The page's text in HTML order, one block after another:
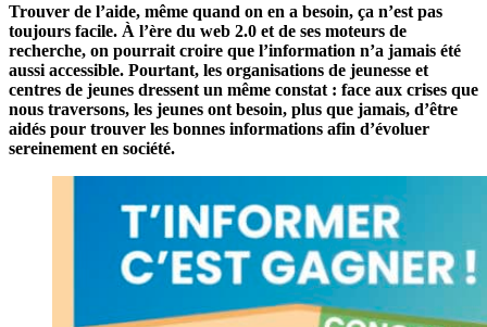
Trouver de l’aide, même quand on en a besoin, ça n’est pas
toujours facile. À l’ère du web 2.0 et de ses moteurs de
recherche, on pourrait croire que l’information n’a jamais été
aussi accessible. Pourtant, les organisations de jeunesse et
centres de jeunes dressent un même constat : face aux crises que
nous traversons, les jeunes ont besoin, plus que jamais, d’être
aidés pour trouver les bonnes informations afin d’évoluer
sereinement en société.